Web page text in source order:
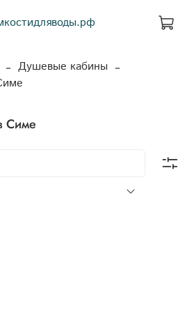
Душевые кабины
Симе